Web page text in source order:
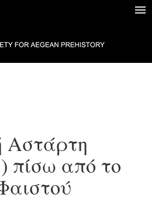
Αστάρτη
πίσω από το